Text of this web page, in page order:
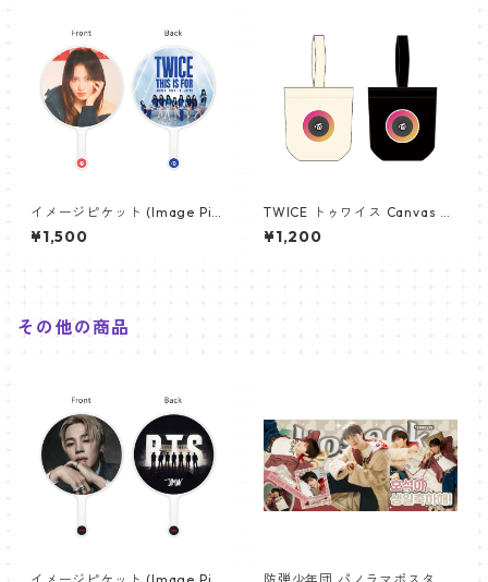
イメージピケット (Image Pic
ket) うちわ - TWICE トゥワイ
ス (Momo-07)
¥1,500
TWICE トゥワイス Canvas Ba
g ペンライト キャンバス バッ
グ PB001
¥1,200
その他の商品